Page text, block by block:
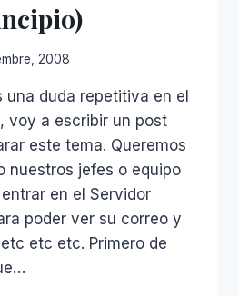
2008
duda repetitiva en el
voy a escribir un post
este tema. Queremos
nuestros jefes o equipo
en el Servidor
poder ver su correo y
etc etc. Primero de